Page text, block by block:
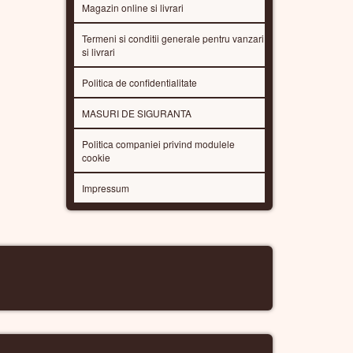
Magazin online si livrari
Termeni si conditii generale pentru vanzari
si livrari
Politica de confidentialitate
MASURI DE SIGURANTA
Politica companiei privind modulele
cookie
Impressum